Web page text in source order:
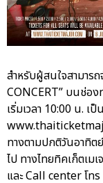
สำหรับผู้สนใจสามาร
CONCERT” บนช่อ
เริ่มเวลา 10:00 น.
ทางตามปกติวันอาทิต
ไป ทางไทยทิคเก็ตเ
และ Call center โท